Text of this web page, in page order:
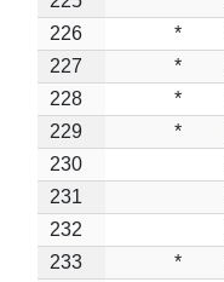
226
*
227
*
228
*
229
*
230
231
232
233
*